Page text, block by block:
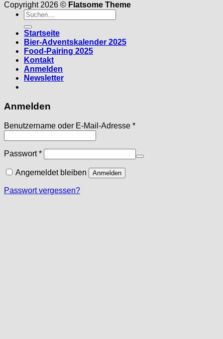
Copyright 2026 © Flatsome Theme
Suche
nach:
Startseite
Bier-Adventskalender 2025
Food-Pairing 2025
Kontakt
Anmelden
Newsletter
Anmelden
Benutzername oder E-Mail-Adresse *Erforderlich
Passwort*Erforderlich
Angemeldet bleiben Anmelden
Passwort vergessen?